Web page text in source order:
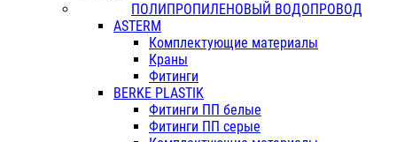
ПОЛИПРОПИЛЕНОВЫЙ ВОДОПРОВОД
ASTERM
Комплектующие материалы
Краны
Фитинги
BERKE PLASTIK
Фитинги ПП белые
Фитинги ПП серые